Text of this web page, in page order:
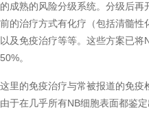
的成熟的风险分级系统。分级后再
前的治疗方式有化疗（包括清髓性
以及免疫治疗等等。这些方案已将
50%。
这里的免疫治疗与常被报道的免疫
由于在几乎所有NB细胞表面都鉴